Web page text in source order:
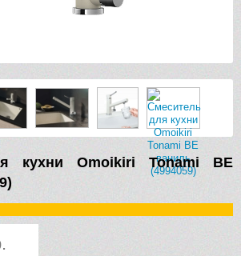
кухни Omoikiri Tonami BE